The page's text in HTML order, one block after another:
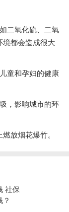
二氧化硫、二氧
境都会造成很大
童和孕妇的健康
，影响城市的环
放烟花爆竹。
社保